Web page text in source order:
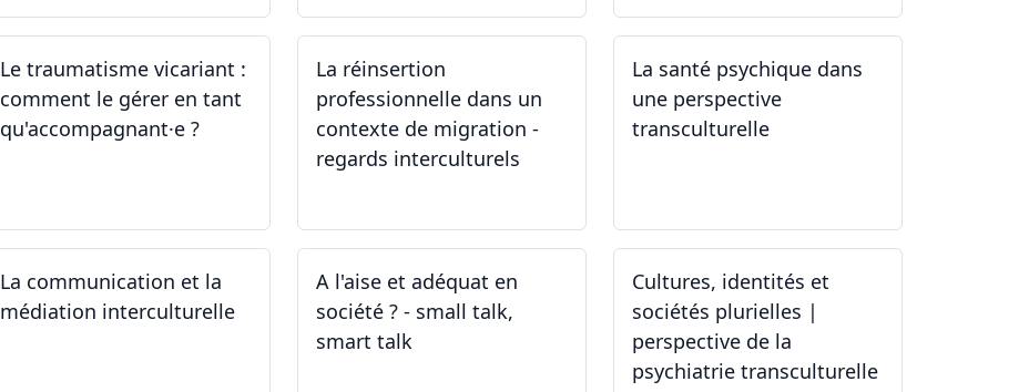
Le traumatisme vicariant :
comment le gérer en tant
qu'accompagnant·e ?
La réinsertion
professionnelle dans un
contexte de migration -
regards interculturels
La santé psychique dans
une perspective
transculturelle
La communication et la
médiation interculturelle
A l'aise et adéquat en
société ? - small talk,
smart talk
Cultures, identités et
sociétés plurielles |
perspective de la
psychiatrie transculturelle